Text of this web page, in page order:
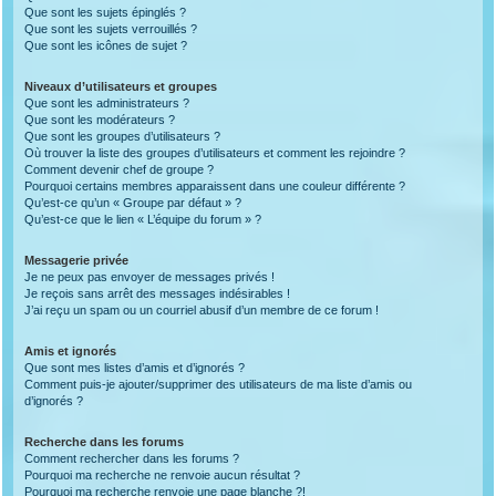
Que sont les sujets épinglés ?
Que sont les sujets verrouillés ?
Que sont les icônes de sujet ?
Niveaux d’utilisateurs et groupes
Que sont les administrateurs ?
Que sont les modérateurs ?
Que sont les groupes d’utilisateurs ?
Où trouver la liste des groupes d’utilisateurs et comment les rejoindre ?
Comment devenir chef de groupe ?
Pourquoi certains membres apparaissent dans une couleur différente ?
Qu’est-ce qu’un « Groupe par défaut » ?
Qu’est-ce que le lien « L’équipe du forum » ?
Messagerie privée
Je ne peux pas envoyer de messages privés !
Je reçois sans arrêt des messages indésirables !
J’ai reçu un spam ou un courriel abusif d’un membre de ce forum !
Amis et ignorés
Que sont mes listes d’amis et d’ignorés ?
Comment puis-je ajouter/supprimer des utilisateurs de ma liste d’amis ou
d’ignorés ?
Recherche dans les forums
Comment rechercher dans les forums ?
Pourquoi ma recherche ne renvoie aucun résultat ?
Pourquoi ma recherche renvoie une page blanche ?!